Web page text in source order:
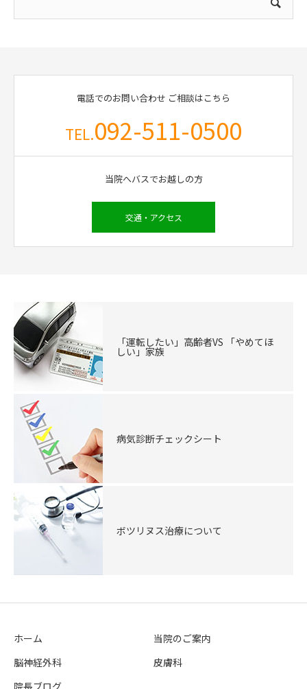
電話でのお問い合わせ ご相談はこちら
TEL.092-511-0500
当院へバスでお越しの方
交通・アクセス
「運転したい」高齢者VS 「やめてほ
しい」家族
病気診断チェックシート
ボツリヌス治療について
ホーム
当院のご案内
脳神経外科
皮膚科
院長ブログ